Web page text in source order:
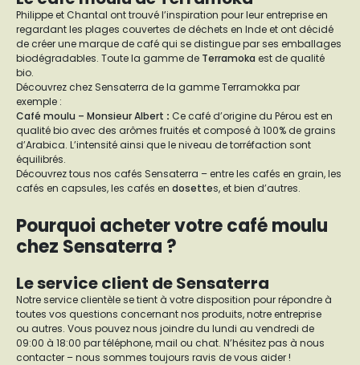
Philippe et Chantal ont trouvé l’inspiration pour leur entreprise en
regardant les plages couvertes de déchets en Inde et ont décidé
de créer une marque de café qui se distingue par ses emballages
biodégradables. Toute la gamme de Terramoka est de qualité
bio.
Découvrez chez Sensaterra de la gamme Terramokka par
exemple :
Café moulu – Monsieur Albert : Ce café d’origine du Pérou est en
qualité bio avec des arômes fruités et composé à 100% de grains
d’Arabica. L’intensité ainsi que le niveau de torréfaction sont
équilibrés.
Découvrez tous nos cafés Sensaterra – entre les cafés en grain, les
cafés en capsules, les cafés en dosettes, et bien d’autres.
Pourquoi acheter votre café moulu
chez Sensaterra ?
Le service client de Sensaterra
Notre service clientèle se tient à votre disposition pour répondre à
toutes vos questions concernant nos produits, notre entreprise
ou autres. Vous pouvez nous joindre du lundi au vendredi de
09:00 à 18:00 par téléphone, mail ou chat. N’hésitez pas à nous
contacter – nous sommes toujours ravis de vous aider !